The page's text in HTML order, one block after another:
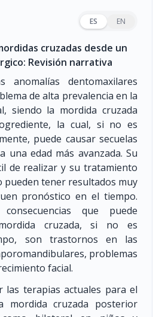
ES EN
cruzadas desde un
Revisión narrativa
anomalías dentomaxilares
de alta prevalencia en la
siendo la mordida cruzada
la cual, si no es
puede causar secuelas
una edad más avanzada. Su
de realizar y su tratamiento
pueden tener resultados muy
pronóstico en el tiempo.
que puede
cruzada, si no es
son trastornos en las
problemas
facial.
las terapias actuales para el
mordida cruzada posterior